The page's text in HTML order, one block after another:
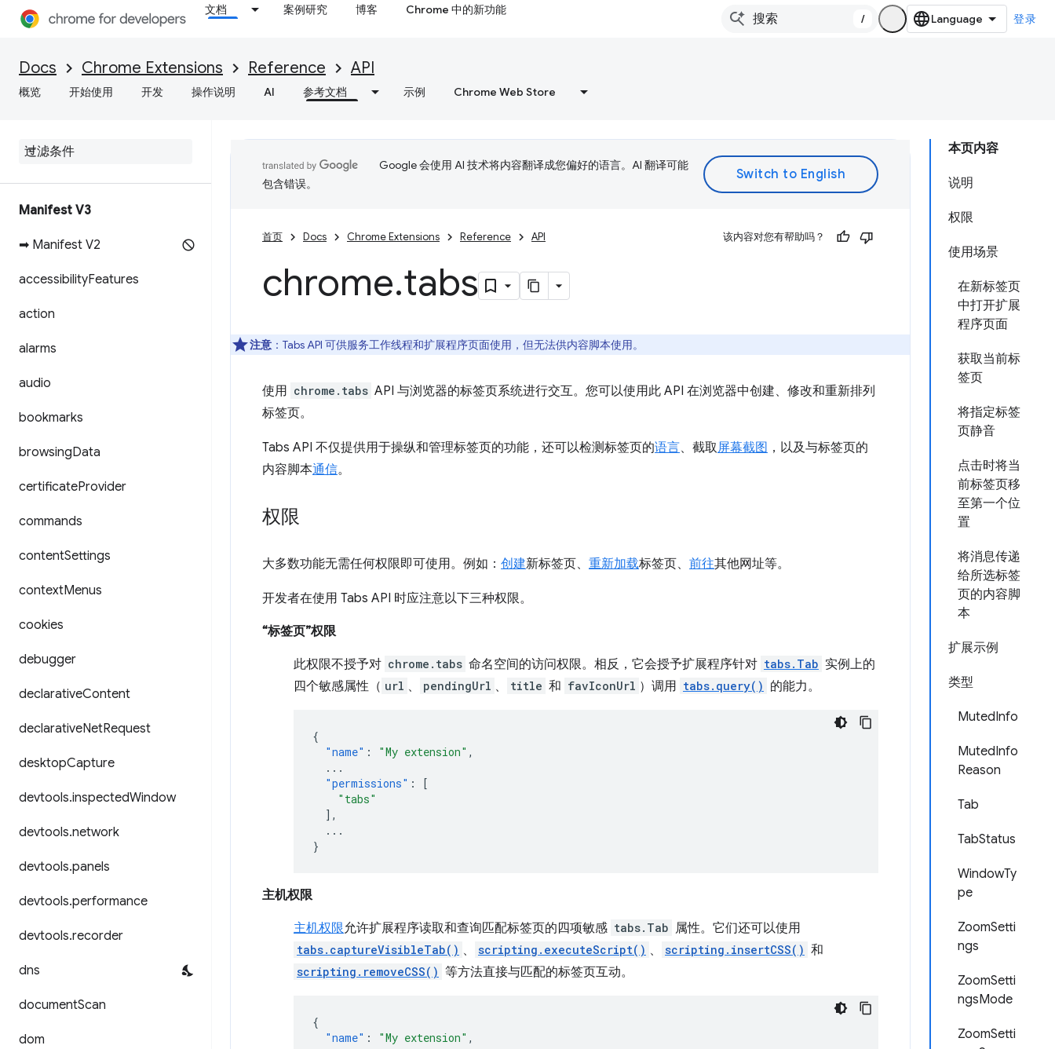
文档 案例研究 博客 Chrome 中的新功能
/ 登录
Docs Chrome Extensions Reference API
概览 开始使用 开发 操作说明 AI 参考文档 示例 Chrome Web Store
Manifest V3
➡ Manifest V2
accessibilityFeatures
action
alarms
audio
bookmarks
browsingData
certificateProvider
commands
contentSettings
contextMenus
cookies
debugger
declarativeContent
declarativeNetRequest
desktopCapture
devtools.inspectedWindow
devtools.network
devtools.panels
devtools.performance
devtools.recorder
dns
documentScan
dom
本页内容
说明
权限
使用场景
在新标签页
中打开扩展
程序页面
获取当前标
签页
将指定标签
页静音
点击时将当
前标签页移
至第一个位
置
将消息传递
给所选标签
页的内容脚
本
扩展示例
类型
MutedInfo
MutedInfo
Reason
Tab
TabStatus
WindowTy
pe
ZoomSetti
ngs
ZoomSetti
ngsMode
ZoomSetti
Google 会使用 AI 技术将内容翻译成您偏好的语言。AI 翻译可能
包含错误。
首页 Docs Chrome Extensions Reference API 该内容对您有帮助吗？
chrome.tabs
注意 ：Tabs API 可供服务工作线程和扩展程序页面使用，但无法供内容脚本使用。
使用 chrome.tabs API 与浏览器的标签页系统进行交互。您可以使用此 API 在浏览器中创建、修改和重新排列
标签页。
Tabs API 不仅提供用于操纵和管理标签页的功能，还可以检测标签页的语言、截取屏幕截图 ，以及与标签页的
内容脚本通信。
权限
大多数功能无需任何权限即可使用。例如： 创建新标签页、 重新加载标签页、 前往其他网址等。
开发者在使用 Tabs API 时应注意以下三种权限。
“标签页”权限
此权限不授予对 chrome.tabs 命名空间的访问权限。相反，它会授予扩展程序针对 tabs.Tab 实例上的
四个敏感属性（ url 、 pendingUrl 、 title 和 favIconUrl ）调用 tabs.query() 的能力。
{
"name" : "My extension" ,
...
"permissions" :
[
"tabs"
],
...
}
主机权限
主机权限允许扩展程序读取和查询匹配标签页的四项敏感 tabs.Tab 属性。它们还可以使用
tabs.captureVisibleTab() 、 scripting.executeScript() 、 scripting.insertCSS() 和
scripting.removeCSS() 等方法直接与匹配的标签页互动。
{
"name" : "My extension" ,